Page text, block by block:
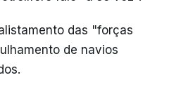
das "forças
de navios